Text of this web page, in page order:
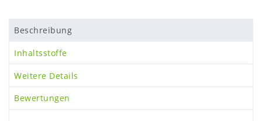
Beschreibung
Inhaltsstoffe
Weitere Details
Bewertungen